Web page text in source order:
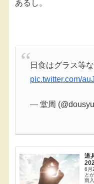
あるし。
日食はグラス等
pic.twitter.com/
— 堂周
道
6月
と
雨